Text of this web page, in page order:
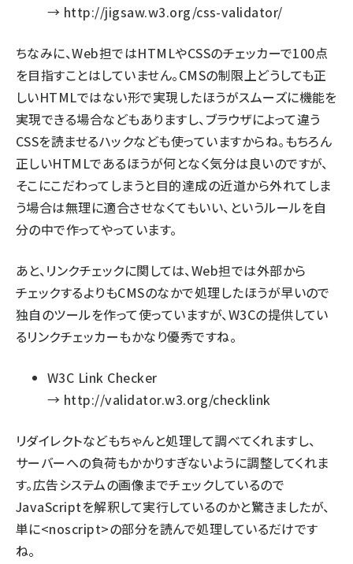
→ http://jigsaw.w3.org/css-validator/
ちなみに、Web担ではHTMLやCSSのチェッカーで100点
を目指すことはしていません。CMSの制限上どうしても正
しいHTMLではない形で実現したほうがスムーズに機能を
実現できる場合などもありますし、ブラウザによって違う
CSSを読ませるハックなども使っていますからね。もちろん
正しいHTMLであるほうが何となく気分は良いのですが、
そこにこだわってしまうと目的達成の近道から外れてしま
う場合は無理に適合させなくてもいい、というルールを自
分の中で作ってやっています。
あと、リンクチェックに関しては、Web担では外部から
チェックするよりもCMSのなかで処理したほうが早いので
独自のツールを作って使っていますが、W3Cの提供してい
るリンクチェッカーもかなり優秀ですね。
W3C Link Checker
→ http://validator.w3.org/checklink
リダイレクトなどもちゃんと処理して調べてくれますし、
サーバーへの負荷もかかりすぎないように調整してくれま
す。広告システムの画像までチェックしているので
JavaScriptを解釈して実行しているのかと驚きましたが、
単に<noscript>の部分を読んで処理しているだけです
ね。